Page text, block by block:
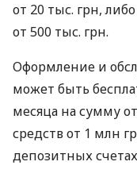
от 20 тыс. грн,
от 500 тыс. грн.
Оформление и
может быть
месяца на сумму
средств от 1 млн
депозитных